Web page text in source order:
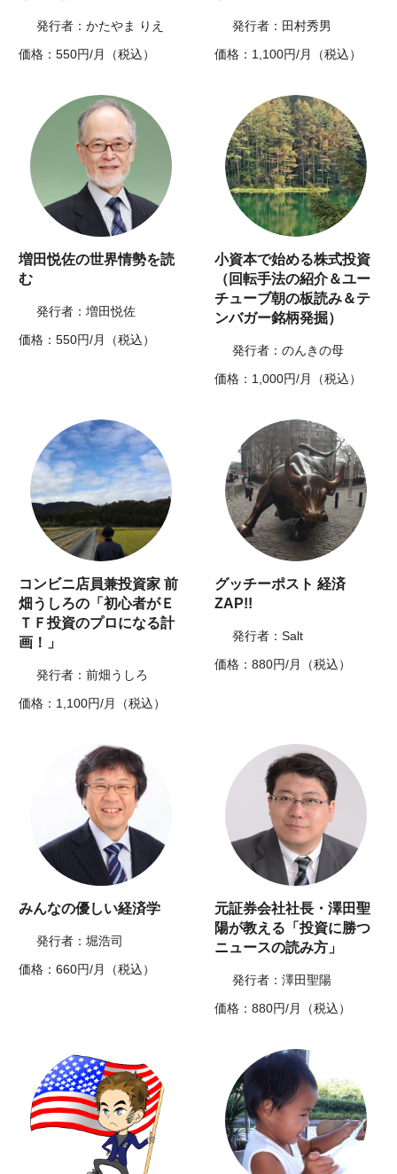
発行者：かたやま りえ
価格：550円/月（税込）
発行者：田村秀男
価格：1,100円/月（税込）
増田悦佐の世界情勢を読
む
発行者：増田悦佐
価格：550円/月（税込）
小資本で始める株式投資
（回転手法の紹介＆ユー
チューブ朝の板読み＆テ
ンバガー銘柄発掘）
発行者：のんきの母
価格：1,000円/月（税込）
コンビニ店員兼投資家 前
畑うしろの「初心者がＥ
ＴＦ投資のプロになる計
画！」
発行者：前畑うしろ
価格：1,100円/月（税込）
グッチーポスト 経済
ZAP!!
発行者：Salt
価格：880円/月（税込）
みんなの優しい経済学
発行者：堀浩司
価格：660円/月（税込）
元証券会社社長・澤田聖
陽が教える「投資に勝つ
ニュースの読み方」
発行者：澤田聖陽
価格：880円/月（税込）